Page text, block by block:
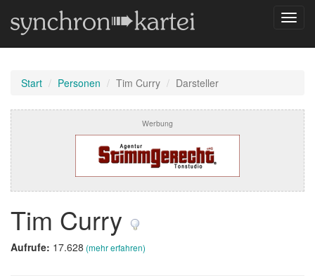
Start Personen Tim Curry Darsteller
Werbung
Tim Curry
Aufrufe: 17.628 (mehr erfahren)